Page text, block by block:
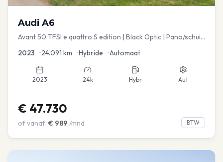
Audi A6
Avant 50 TFSI e quattro S edition | Black Optic | Pano/schuif
2023 •24.091 km •Hybride •Automaat
2023 24k Hybr Aut
€ 47.730
of vanaf: € 989 /mnd BTW